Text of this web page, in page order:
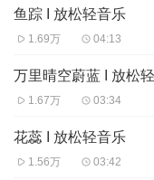
鱼踪 I 放松轻音乐
1.69万 04:13
万里晴空蔚蓝 I 放松
1.67万 03:34
花蕊 I 放松轻音乐
1.56万 03:42